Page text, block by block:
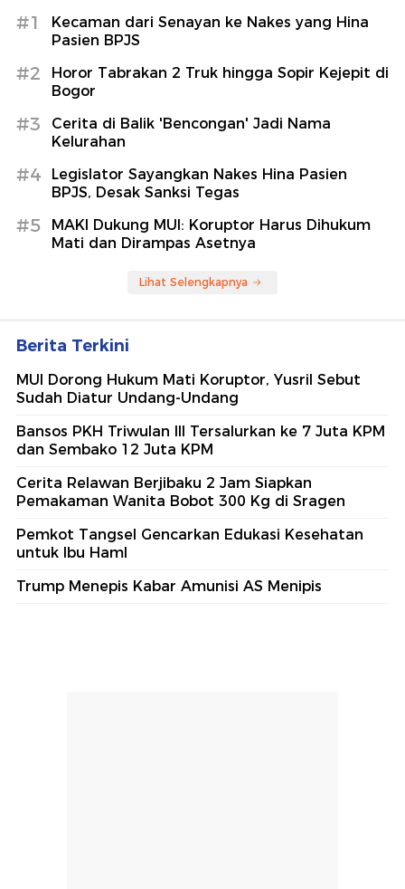
#1
Kecaman dari Senayan ke Nakes yang Hina
Pasien BPJS
#2
Horor Tabrakan 2 Truk hingga Sopir Kejepit di
Bogor
#3
Cerita di Balik 'Bencongan' Jadi Nama
Kelurahan
#4
Legislator Sayangkan Nakes Hina Pasien
BPJS, Desak Sanksi Tegas
#5
MAKI Dukung MUI: Koruptor Harus Dihukum
Mati dan Dirampas Asetnya
Lihat Selengkapnya
Berita Terkini
MUI Dorong Hukum Mati Koruptor, Yusril Sebut
Sudah Diatur Undang-Undang
Bansos PKH Triwulan III Tersalurkan ke 7 Juta KPM
dan Sembako 12 Juta KPM
Cerita Relawan Berjibaku 2 Jam Siapkan
Pemakaman Wanita Bobot 300 Kg di Sragen
Pemkot Tangsel Gencarkan Edukasi Kesehatan
untuk Ibu Haml
Trump Menepis Kabar Amunisi AS Menipis